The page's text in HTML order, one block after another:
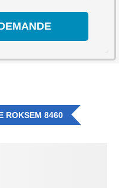
ROKSEM 8460